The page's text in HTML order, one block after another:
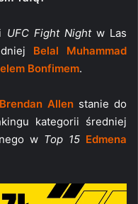
UFC Fight Nightw Las
Belal Muhammad
Bonfimem.
Brendan Allen stanie do
kategorii średniej
w Top 15 Edmena